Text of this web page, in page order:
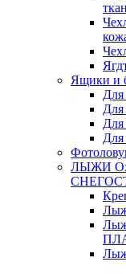
Ящики и
Для
Для
Для
Для
ЛЫЖИ